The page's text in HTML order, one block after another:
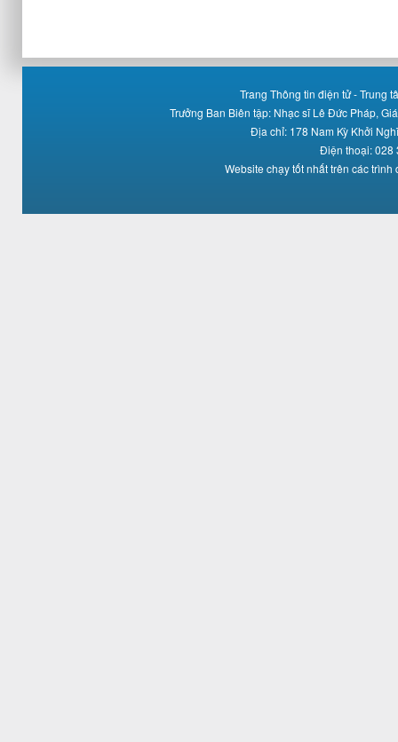
Trang Thông tin điện tử - Trung
Trưởng Ban Biên tập: Nhạc sĩ Lê Đức Pháp,
Địa chỉ: 178 Nam Kỳ Khởi
Điện thoại: 028
Website chạy tốt nhất trên các